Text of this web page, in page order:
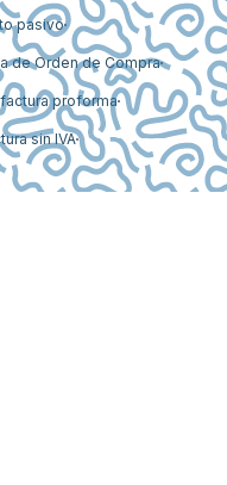
pasivo
de Orden de Compra
proforma
sin IVA